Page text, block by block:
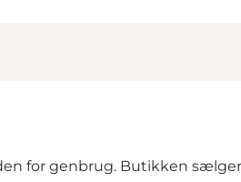
for genbrug. Butikken